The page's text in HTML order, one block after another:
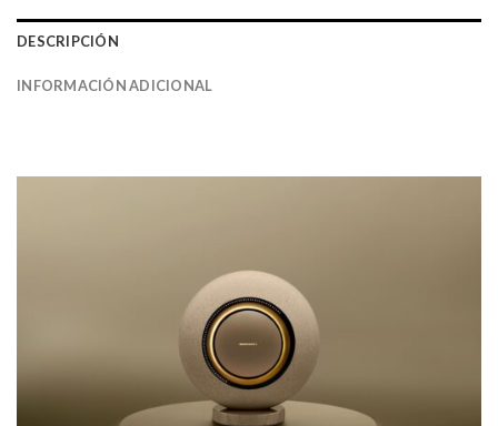
DESCRIPCIÓN
INFORMACIÓN ADICIONAL